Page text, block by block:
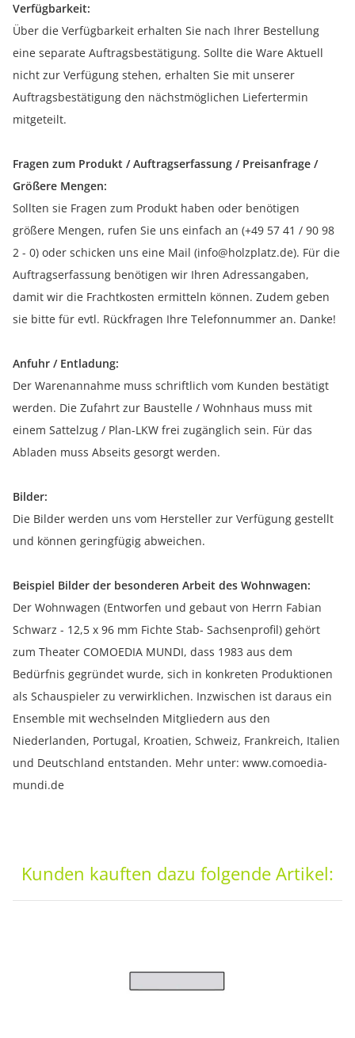
Verfügbarkeit:
Über die Verfügbarkeit erhalten Sie nach Ihrer Bestellung
eine separate Auftragsbestätigung. Sollte die Ware Aktuell
nicht zur Verfügung stehen, erhalten Sie mit unserer
Auftragsbestätigung den nächstmöglichen Liefertermin
mitgeteilt.
Fragen zum Produkt / Auftragserfassung / Preisanfrage /
Größere Mengen:
Sollten sie Fragen zum Produkt haben oder benötigen
größere Mengen, rufen Sie uns einfach an (+49 57 41 / 90 98
2 - 0) oder schicken uns eine Mail (info@holzplatz.de). Für die
Auftragserfassung benötigen wir Ihren Adressangaben,
damit wir die Frachtkosten ermitteln können. Zudem geben
sie bitte für evtl. Rückfragen Ihre Telefonnummer an. Danke!
Anfuhr / Entladung:
Der Warenannahme muss schriftlich vom Kunden bestätigt
werden. Die Zufahrt zur Baustelle / Wohnhaus muss mit
einem Sattelzug / Plan-LKW frei zugänglich sein. Für das
Abladen muss Abseits gesorgt werden.
Bilder:
Die Bilder werden uns vom Hersteller zur Verfügung gestellt
und können geringfügig abweichen.
Beispiel Bilder der besonderen Arbeit des Wohnwagen:
Der Wohnwagen (Entworfen und gebaut von Herrn Fabian
Schwarz - 12,5 x 96 mm Fichte Stab- Sachsenprofil) gehört
zum Theater COMOEDIA MUNDI, dass 1983 aus dem
Bedürfnis gegründet wurde, sich in konkreten Produktionen
als Schauspieler zu verwirklichen. Inzwischen ist daraus ein
Ensemble mit wechselnden Mitgliedern aus den
Niederlanden, Portugal, Kroatien, Schweiz, Frankreich, Italien
und Deutschland entstanden. Mehr unter: www.comoedia-
mundi.de
Kunden kauften dazu folgende Artikel: